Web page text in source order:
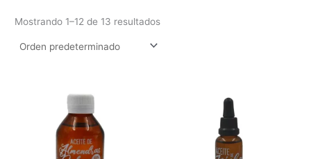
Mostrando 1–12 de 13 resultados